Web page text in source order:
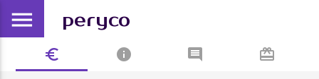
menu peryco
euro_symbol info comment card_giftcard